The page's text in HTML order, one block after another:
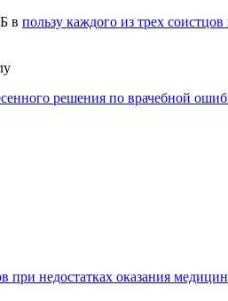
в пользу каждого из трех
решения по врачебной
при недостатках оказания